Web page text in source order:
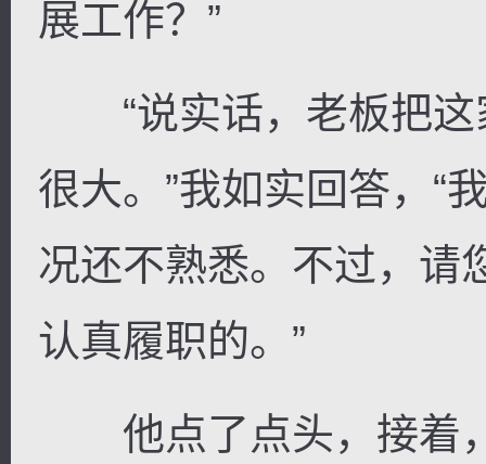
展工作？”
“说实话，老板把这
很大。”我如实回答，“
况还不熟悉。不过，请
认真履职的。”
他点了点头，接着